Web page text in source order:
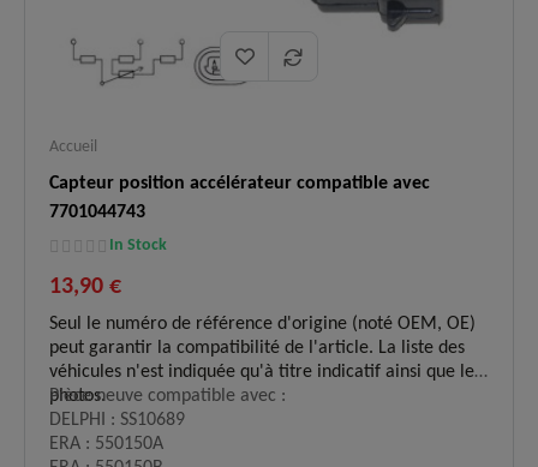
Accueil
Capteur position accélérateur compatible avec
7701044743
In Stock
13,90 €
Seul le numéro de référence d'origine (noté OEM, OE)
peut garantir la compatibilité de l'article. La liste des
véhicules n'est indiquée qu'à titre indicatif ainsi que les
photos.
Pièce neuve compatible avec :
DELPHI : SS10689
ERA : 550150A